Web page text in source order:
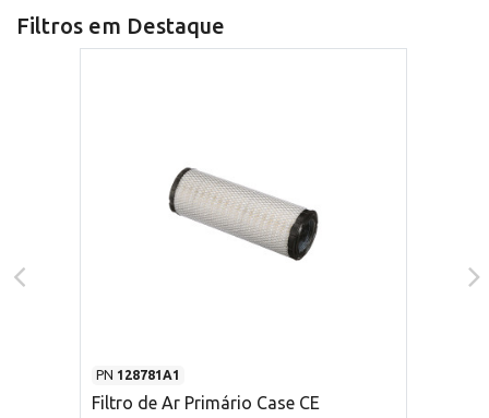
Filtros em Destaque
PN 128781A1
Filtro de Ar Primário Case CE